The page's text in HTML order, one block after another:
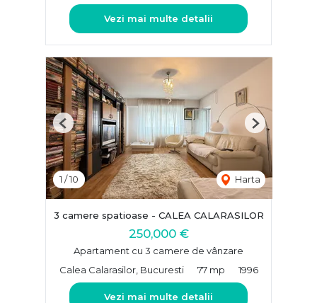
Vezi mai multe detalii
1 /10 Harta
Previous Next
3 camere spatioase - CALEA CALARASILOR
250,000 €
Apartament cu 3 camere de vânzare
Calea Calarasilor, Bucuresti
77 mp 1996
Vezi mai multe detalii